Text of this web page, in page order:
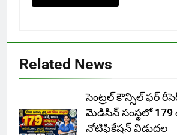
Related News
సెంట్రల్ కౌన్సిల్ ఫర్
మెడిసిన్ సంస్థలో 179
నోటిఫికేషన్ విడుదల